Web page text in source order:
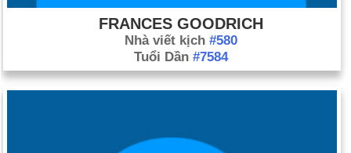
FRANCES GOODRICH
Nhà viết kịch #580
Tuổi Dần #7584